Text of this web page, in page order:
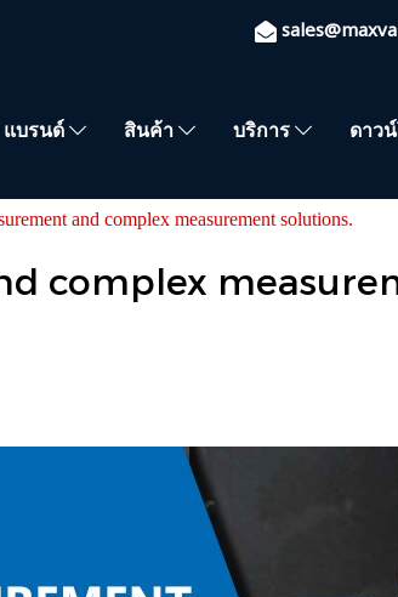
แบรนด์ สินค้า บริการ ดาว
and complex measurement solutions.
complex